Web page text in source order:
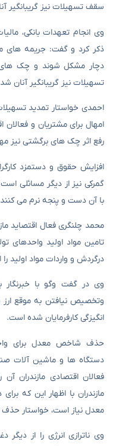
سقف تسهیلات نیز گریبانگیر
وی انجام تعهدات بانکی،
ذکر کرد و گفت: جریمه های
دچار مشکل شوند و چک
تسهیلات نیز گریبانگیر آنان
احمدی خواستار تمدید
امهال برای مشتریان و
رفع اثر چک های برگشتی نیز
افزایش حقوق و دستمزد
گمرکی نیز از دیگر مسائلی
با آن دست و پنجه نرم می
محمد چلنگری فعال اقتصاید
تامین مواد اولید واحدهای
درگردش و واردات مواد اولید
وی در گفت وگو با خبرنگار
وتخصیص نیافتن به موقع
انگیزگی کارفرمایان شده است.
حذف شاخص معدل برای
دستگاه ها و ماشین آلات
فعالان اقتصادی مازندران
مازندران با اظهار این که
معدل نیاز است، خواستار حذف
وی ناترازی انرژی را از